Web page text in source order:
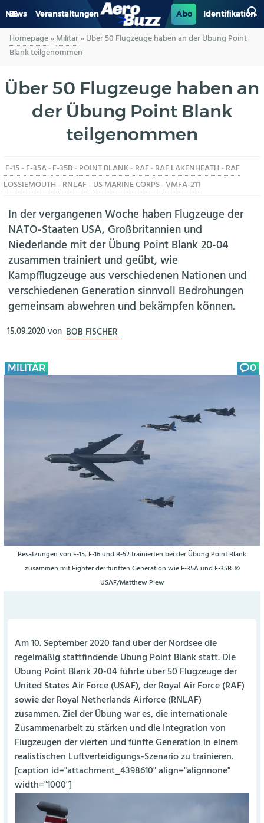
News Veranstaltungen Abo Identifikation
GENERAL AVIATION
LUFTVERKEHR
INDUSTRIE
BERUFE
AERO-KULTUR
Homepage»Militär»Über 50 Flugzeuge haben an der Übung Point
Blank teilgenommen
Über 50 Flugzeuge haben an
der Übung Point Blank
teilgenommen
F-15- F-35A-F-35B- POINT BLANK- RAF- RAF LAKENHEATH - RAF
LOSSIEMOUTH - RNLAF- US MARINE CORPS-VMFA-211
In der vergangenen Woche haben Flugzeuge der
NATO-Staaten USA, Großbritannien und
Niederlande mit der Übung Point Blank 20-04
zusammen trainiert und geübt, wie
Kampfflugzeuge aus verschiedenen Nationen und
verschiedenen Generation sinnvoll Bedrohungen
gemeinsam abwehren und bekämpfen können.
15.09.2020von BOB FISCHER
MILITÄR 0
Besatzungen von F-15, F-16 und B-52 trainierten bei der Übung Point Blank
zusammen mit Fighter der fünften Generation wie F-35A und F-35B. ©
USAF/Matthew Plew
Am 10. September 2020 fand über der Nordsee die
regelmäßig stattfindende Übung Point Blank statt. Die
Übung Point Blank 20-04 führte über 50 Flugzeuge der
United States Air Force (USAF), der Royal Air Force (RAF)
sowie der Royal Netherlands Airforce (RNLAF)
zusammen. Ziel der Übung war es, die internationale
Zusammenarbeit zu stärken und die Integration von
Flugzeugen der vierten und fünfte Generation in einem
realistischen Luftverteidigungs-Szenario zu trainieren.
[caption id="attachment_4398610" align="alignnone"
width="1000"]